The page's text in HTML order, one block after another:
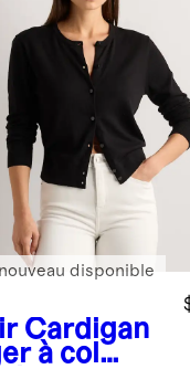
Cardigan
à col
disponible